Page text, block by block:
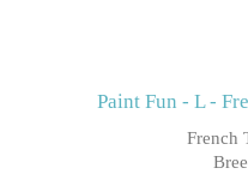
Paint Fun - L -
French